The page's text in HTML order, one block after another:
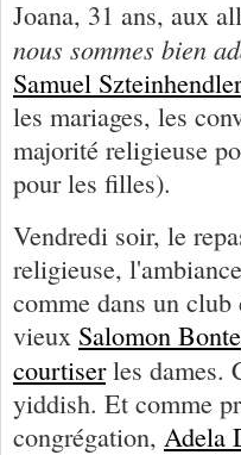
Joana, 31 ans, aux
nous sommes bien
Samuel Szteinhendler
les mariages, les
majorité religieuse
pour les filles).
Vendredi soir, le
religieuse,
comme dans un
vieux Salomon Bonte
courtiserles dames.
yiddish. Et comme
congrégation, Adela